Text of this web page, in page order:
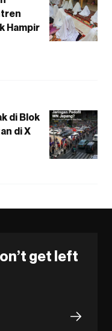
Hampir
di Blok
di X
get left